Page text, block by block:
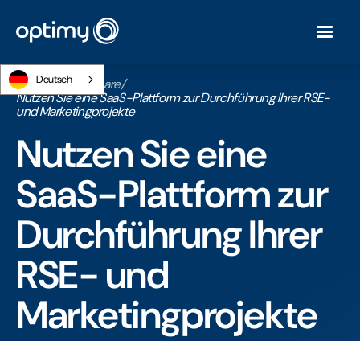
Deutsch
Startseite/Webinare/
Nutzen Sie eine SaaS-Plattform zur Durchführung Ihrer RSE-
und Marketingprojekte
Nutzen Sie eine
SaaS-Plattform zur
Durchführung Ihrer
RSE- und
Marketingprojekte